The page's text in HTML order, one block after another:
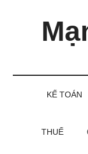
KẾ TOÁN
THUẾ